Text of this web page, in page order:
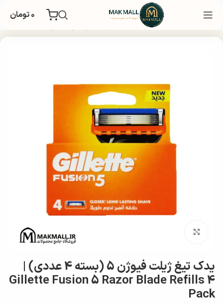
۰تومان
بهداشت شخصی
یدک تیغ ژیلت فیوژن 5 (بسته 4 عددی) |
Gillette Fusion 5 Razor Blade Refills 4
Pack